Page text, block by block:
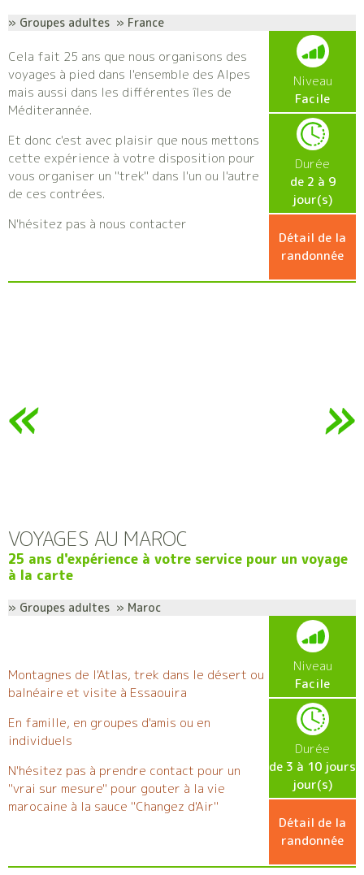
» Groupes adultes » France
Cela fait 25 ans que nous organisons des
voyages à pied dans l'ensemble des Alpes
mais aussi dans les différentes îles de
Méditerannée.
Et donc c'est avec plaisir que nous mettons
cette expérience à votre disposition pour
vous organiser un "trek" dans l'un ou l'autre
de ces contrées.
N'hésitez pas à nous contacter
Niveau
Facile
Durée
de 2 à 9
jour(s)
Détail de la
randonnée
VOYAGES AU MAROC
25 ans d'expérience à votre service pour un voyage
à la carte
» Groupes adultes » Maroc
Montagnes de l'Atlas, trek dans le désert ou
balnéaire et visite à Essaouira
En famille, en groupes d'amis ou en
individuels
N'hésitez pas à prendre contact pour un
"vrai sur mesure" pour gouter à la vie
marocaine à la sauce "Changez d'Air"
Niveau
Facile
Durée
de 3 à 10 jours
jour(s)
Détail de la
randonnée